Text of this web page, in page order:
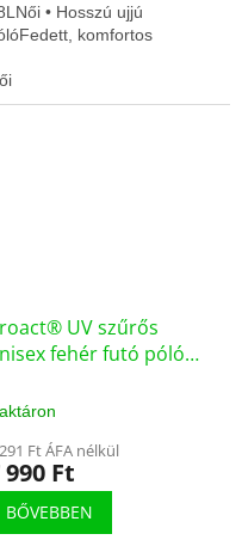
• Hosszú ujjú
komfortos
UV szűrős
fehér futó póló
Ft ÁFA nélkül
990 Ft
BŐVEBBEN